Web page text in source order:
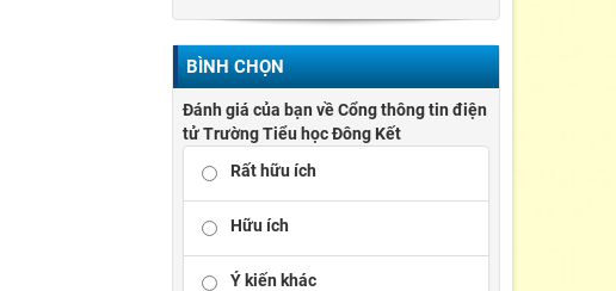
BÌNH CHỌN
Đánh giá của bạn về Cổng thông tin điện
tử Trường Tiểu học Đông Kết
Rất hữu ích
Hữu ích
Ý kiến khác